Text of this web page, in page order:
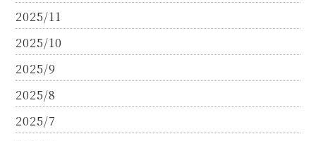
2025/11
2025/10
2025/9
2025/8
2025/7